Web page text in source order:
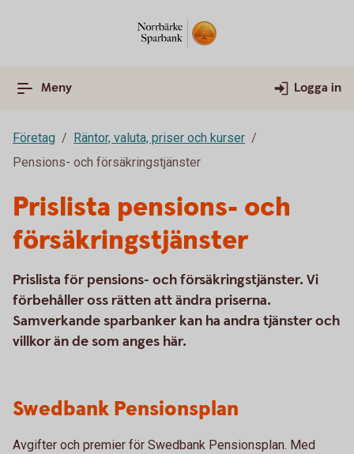
Meny Logga in
Företag
Räntor, valuta, priser och kurser
Pensions- och försäkringstjänster
Prislista pensions- och
försäkringstjänster
Prislista för pensions- och försäkringstjänster. Vi
förbehåller oss rätten att ändra priserna.
Samverkande sparbanker kan ha andra tjänster och
villkor än de som anges här.
Swedbank Pensionsplan
Avgifter och premier för Swedbank Pensionsplan. Med